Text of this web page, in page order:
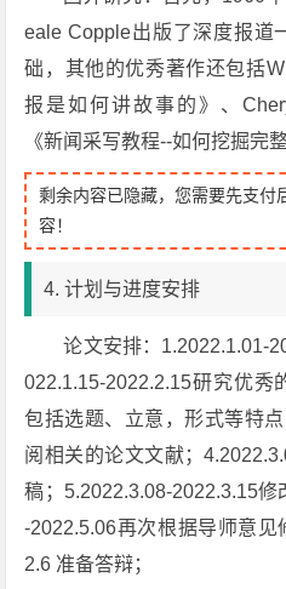
eale Copple出版了深度报道
础，其他的优秀著作还包括
报是如何讲故事的》、
《新闻采写教程--如何挖掘完
剩余内容已隐藏，您需要先支付
容！
4. 计划与进度安排
论文安排：1.2022.1.01-
022.1.15-2022.2.15研究优秀
包括选题、立意，形式等特
阅相关的论文文献；
稿；5.2022.3.08-2022.3.15
-2022.5.06再次根据导师意见
2.6 准备答辩；